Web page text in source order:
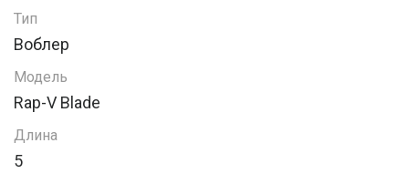
Тип
Воблер
Модель
Rap-V Blade
Длина
5